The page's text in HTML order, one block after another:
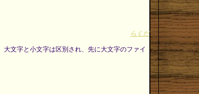
らくだ
大文字と小文字は区別され、先に大文字のファイ